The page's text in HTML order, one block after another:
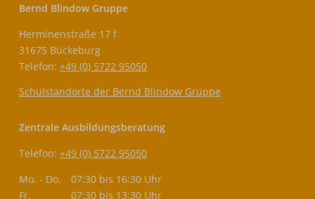
Bernd Blindow Gruppe
Herminenstraße 17 f
31675 Bückeburg
Telefon: +49 (0) 5722 95050
Schulstandorte der Bernd Blindow Gruppe
Zentrale Ausbildungsberatung
Telefon: +49 (0) 5722 95050
Mo. - Do.
07:30 bis 16:30 Uhr
Fr.
07:30 bis 13:30 Uhr